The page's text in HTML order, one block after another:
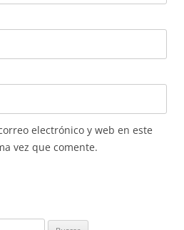
electrónico y web en este
vez que comente.